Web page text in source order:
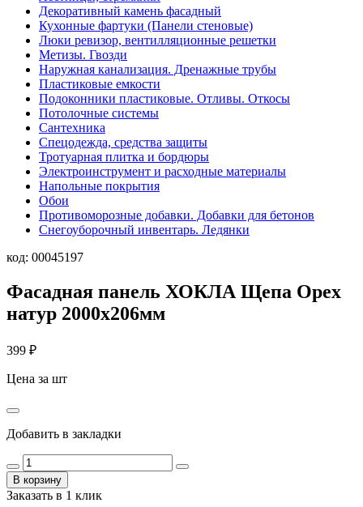
Декоративный камень фасадный
Кухонные фартуки (Панели стеновые)
Люки ревизор, вентилляционные решетки
Метизы. Гвозди
Наружная канализация. Дренажные трубы
Пластиковые емкости
Подоконники пластиковые. Отливы. Откосы
Потолочные системы
Сантехника
Спецодежда, средства защиты
Тротуарная плитка и бордюры
Электроинструмент и расходные материалы
Напольные покрытия
Обои
Противоморозные добавки. Добавки для бетонов
Снегоуборочный инвентарь. Ледянки
код: 00045197
Фасадная панель ХОКЛА Щепа Орех
натур 2000х206мм
399 ₽
Цена за шт
Добавить в закладки
В корзину
Заказать в 1 клик